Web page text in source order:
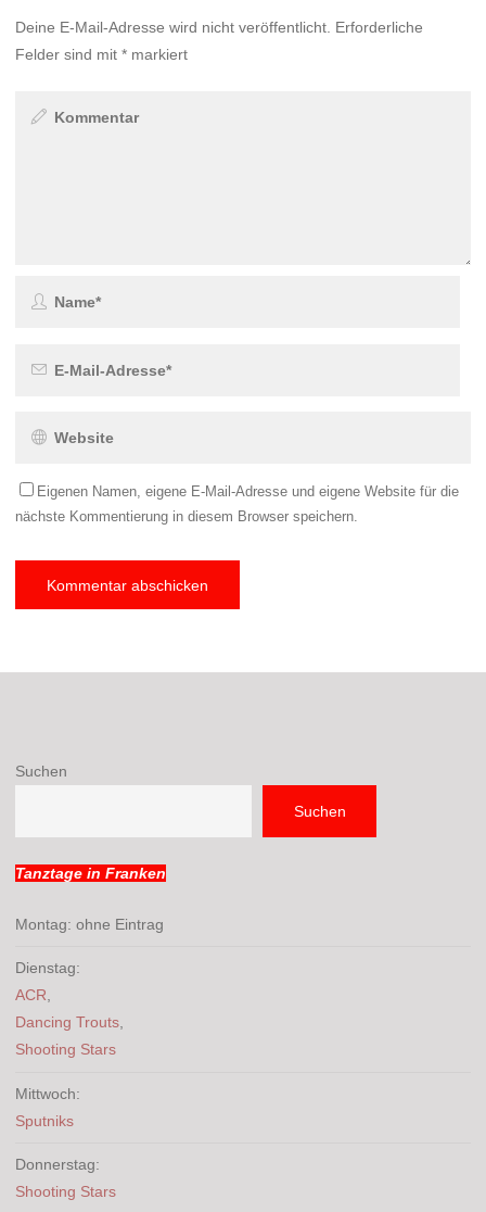
Deine E-Mail-Adresse wird nicht veröffentlicht. Erforderliche
Felder sind mit* markiert
Eigenen Namen, eigene E-Mail-Adresse und eigene Website für die
nächste Kommentierung in diesem Browser speichern.
Suchen
Suchen
Tanztage in Franken
Montag: ohne Eintrag
Dienstag:
ACR,
Dancing Trouts,
Shooting Stars
Mittwoch:
Sputniks
Donnerstag:
Shooting Stars